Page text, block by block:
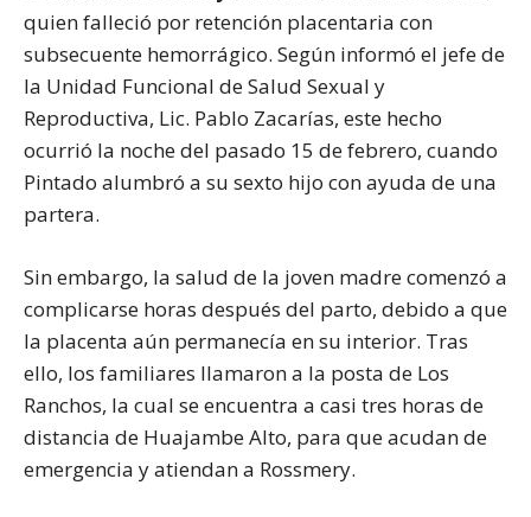
quien falleció por retención placentaria con
subsecuente hemorrágico. Según informó el jefe de
la Unidad Funcional de Salud Sexual y
Reproductiva, Lic. Pablo Zacarías, este hecho
ocurrió la noche del pasado 15 de febrero, cuando
Pintado alumbró a su sexto hijo con ayuda de una
partera.
Sin embargo, la salud de la joven madre comenzó a
complicarse horas después del parto, debido a que
la placenta aún permanecía en su interior. Tras
ello, los familiares llamaron a la posta de Los
Ranchos, la cual se encuentra a casi tres horas de
distancia de Huajambe Alto, para que acudan de
emergencia y atiendan a Rossmery.